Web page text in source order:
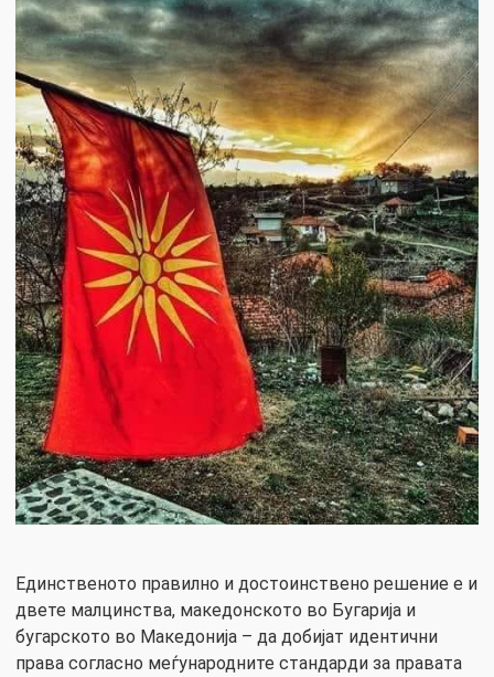
Единственото правилно и достоинствено решение е и
двете малцинства, македонското во Бугарија и
бугарското во Македонија – да добијат идентични
права согласно меѓународните стандарди за правата